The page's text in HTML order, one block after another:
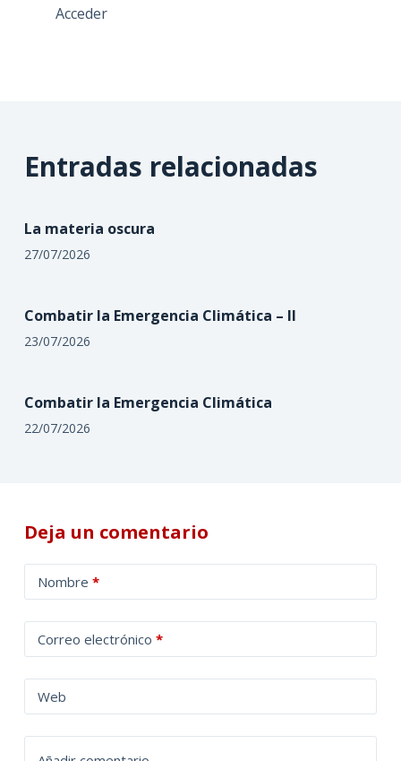
Acceder
Entradas relacionadas
La materia oscura
27/07/2026
Combatir la Emergencia Climática – II
23/07/2026
Combatir la Emergencia Climática
22/07/2026
Deja un comentario
Nombre *
Correo electrónico *
Web
l
t
a
t